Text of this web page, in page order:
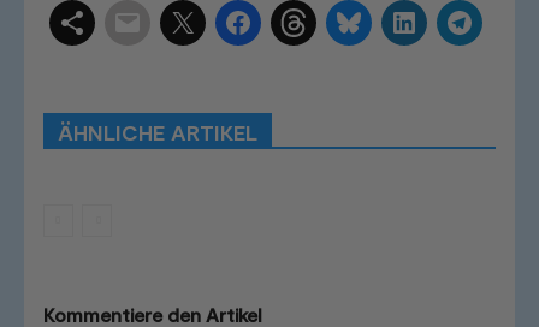
ÄHNLICHE ARTIKEL
Kommentiere den Artikel